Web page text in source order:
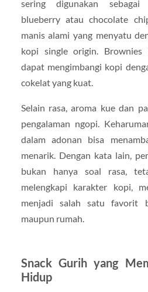
sering digunakan sebagai
blueberry atau chocolate
manis alami yang menyatu
kopi single origin.
dapat mengimbangi kopi
cokelat yang kuat.
Selain rasa, aroma kue dan
pengalaman ngopi.
dalam adonan bisa
menarik. Dengan kata lain,
bukan hanya soal rasa,
melengkapi karakter kopi,
menjadi salah satu favorit
maupun rumah.
Snack Gurih yang
Hidup